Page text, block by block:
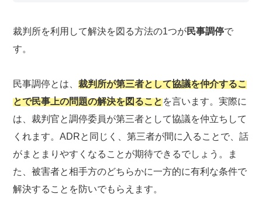
裁判所を利用して解決を図る方法の1つが民事調停で
す。
民事調停とは、裁判所が第三者として協議を仲介するこ
とで民事上の問題の解決を図ることを言います。実際に
は、裁判官と調停委員が第三者として協議を仲立ちして
くれます。ADRと同じく、第三者が間に入ることで、話
がまとまりやすくなることが期待できるでしょう。ま
た、被害者と相手方のどちらかに一方的に有利な条件で
解決することを防いでもらえます。